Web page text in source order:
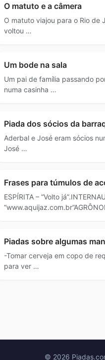
O matuto e a câmera
O matuto viajou para o Rio de
voltou …
Um bode na sala
Um pai de família passando
numa casinha …
Piada dos sócios da
Aderbal e José eram sócios
José …
Frases para túmulos de
ESPÍRITA – “Volto
Piadas sobre algumas
-Tomar cerveja em copo de
para ver …
© 2026